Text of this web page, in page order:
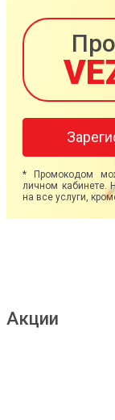
* Промокодом
личном кабинете.
на все услуги,
Акции